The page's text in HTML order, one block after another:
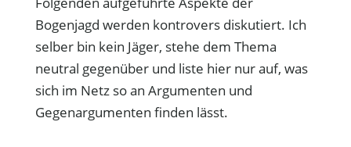
Bogenjagd werden kontrovers diskutiert. Ich
selber bin kein Jäger, stehe dem Thema
neutral gegenüber und liste hier nur auf, was
sich im Netz so an Argumenten und
Gegenargumenten finden lässt.